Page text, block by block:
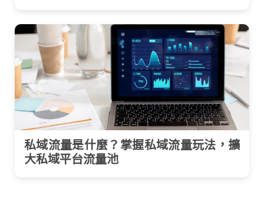
私域流量是什麼？掌握私域流量玩法，擴
大私域平台流量池